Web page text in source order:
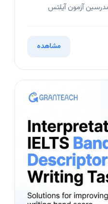
آزمون آیلتس
مشاهده